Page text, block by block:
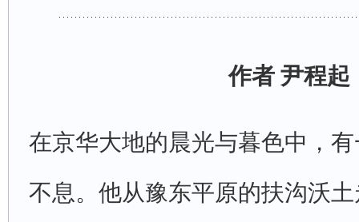
作者尹程起
在京华大地的晨光与暮色中，
不息。他从豫东平原的扶沟沃